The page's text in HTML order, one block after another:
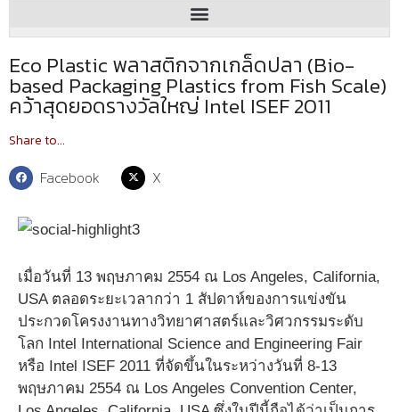
Eco Plastic พลาสติกจากเกล็ดปลา (Bio-
based Packaging Plastics from Fish Scale)
คว้าสุดยอดรางวัลใหญ่ Intel ISEF 2011
Share to...
Facebook X
เมื่อวันที่ 13 พฤษภาคม 2554 ณ Los Angeles, California,
USA ตลอดระยะเวลากว่า 1 สัปดาห์ของการแข่งขัน
ประกวดโครงงานทางวิทยาศาสตร์และวิศวกรรมระดับ
โลก Intel International Science and Engineering Fair
หรือ Intel ISEF 2011 ที่จัดขึ้นในระหว่างวันที่ 8-13
พฤษภาคม 2554 ณ Los Angeles Convention Center,